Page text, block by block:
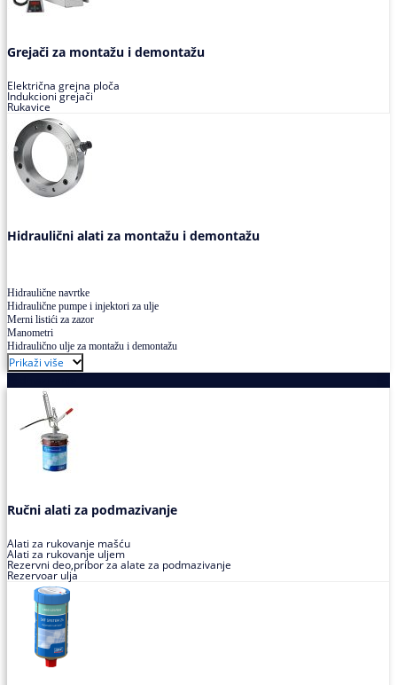
Grejači za montažu i demontažu
Električna grejna ploča
Indukcioni grejači
Rukavice
Hidraulični alati za montažu i demontažu
Hidraulične navrtke
Hidraulične pumpe i injektori za ulje
Merni listići za zazor
Manometri
Hidraulično ulje za montažu i demontažu
Prikaži više
Ručni alati za podmazivanje
Alati za rukovanje mašću
Alati za rukovanje uljem
Rezervni deo,pribor za alate za podmazivanje
Rezervoar ulja